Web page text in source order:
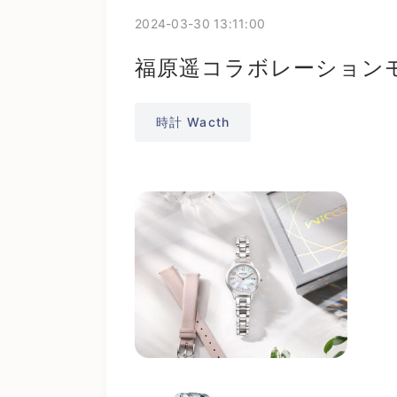
2024-03-30 13:11:00
福原遥コラボレーション
時計 Wacth